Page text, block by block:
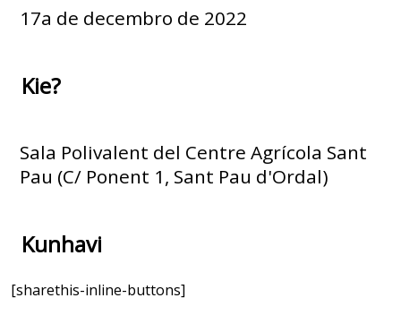
17a de decembro de 2022
Kie?
Sala Polivalent del Centre Agrícola Sant
Pau (C/ Ponent 1, Sant Pau d'Ordal)
Kunhavi
[sharethis-inline-buttons]